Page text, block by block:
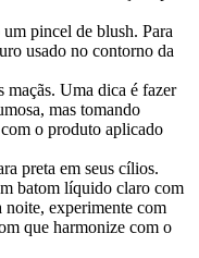
pincel de blush. Para
usado no contorno da
maçãs. Uma dica é fazer
mas tomando
o produto aplicado
preta em seus cílios.
batom líquido claro com
experimente com
que harmonize com o